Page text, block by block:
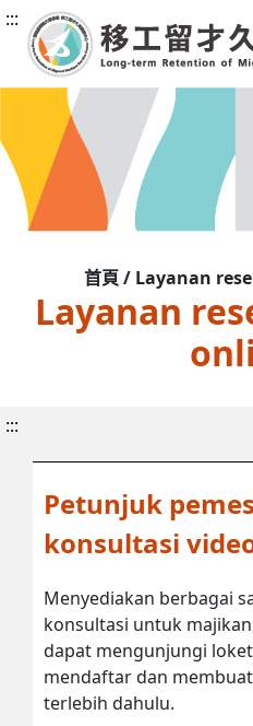
:::
首頁 / Layanan
Layanan
:::
Petunjuk
konsultasi
Menyediakan berbagai
konsultasi untuk
dapat mengunjungi
mendaftar dan
terlebih dahulu.